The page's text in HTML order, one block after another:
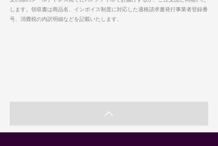
します。領収書は商品名、インボイス制度に対応した適格請求書発行事業者登録番
号、消費税の内訳明細などを記載いたします。